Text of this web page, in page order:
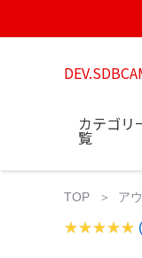
カテゴリ
覧
TOP ア